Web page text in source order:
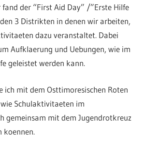
fand der “First Aid Day” /”Erste Hilfe
3 Distrikten in denen wir arbeiten,
dazu veranstaltet. Dabei
Aufklaerung und Uebungen, wie im
geleistet werden kann.
ich mit dem Osttimoresischen Roten
Schulaktivitaeten im
gemeinsam mit dem Jugendrotkreuz
koennen.